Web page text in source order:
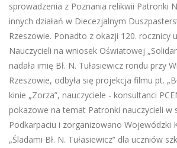
sprowadzenia z Poznania relikwii Patronki
innych działań w Diecezjalnym
Rzeszowie. Ponadto z okazji 120. rocznicy
Nauczycieli na wniosek Oświatowej
nadała imię Bł. N. Tułasiewicz rondu przy
Rzeszowie, odbyła się projekcja filmu pt.
kinie „Zorza”, nauczyciele - konsultanci
pokazowe na temat Patronki nauczycieli w
Podkarpaciu i zorganizowano Wojewódzki
„Śladami Bł. N. Tułasiewicz” dla uczniów